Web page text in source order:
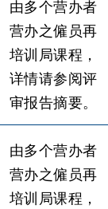
由多个营办者
营办之僱员再
培训局课程，
详情请参阅评
审报告摘要。
由多个营办者
营办之僱员再
培训局课程，